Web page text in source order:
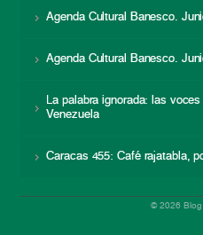
Agenda Cultural Banesco.
Agenda Cultural Banesco.
La palabra ignorada: las
Venezuela
Caracas 455: Café rajatabla,
© 2026 Blog